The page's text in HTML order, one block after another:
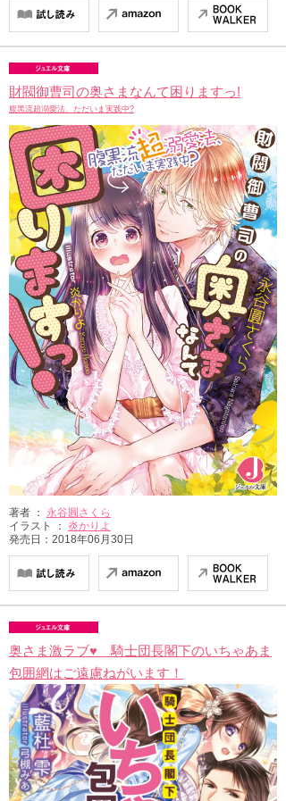
財閥御曹司の奥さまなんて困りますっ!
腹黒流超溺愛法、ただいま実践中?
著者 ： 永谷圓さくら
イラスト ： 炎かりよ
発売日：2018年06月30日
奥さま激ラブ♥ 騎士団長閣下のいちゃあま
包囲網はご遠慮ねがいます！